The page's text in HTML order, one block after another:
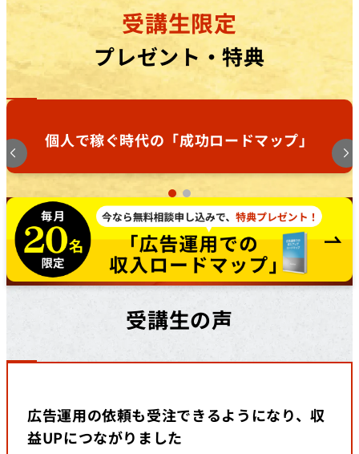
受講生限定
プレゼント・特典
個人で稼ぐ時代の「成功ロードマップ」
受講生の声
広告運用の依頼も受注できるようになり、収
益UPにつながりました